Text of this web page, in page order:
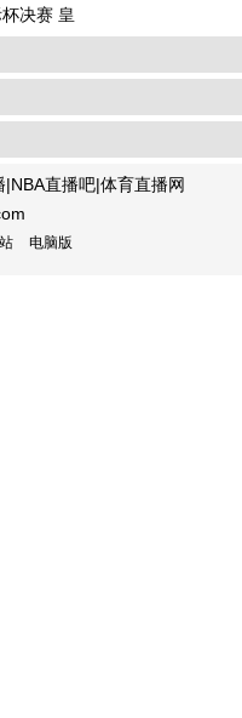
决赛 皇
直播吧|体育直播网
电脑版